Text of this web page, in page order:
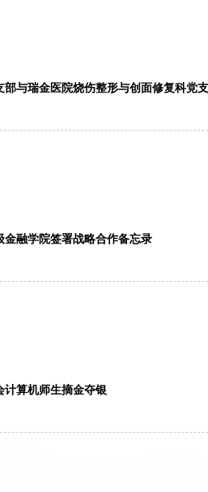
与瑞金医院烧伤整形与创面修复科党
金融学院签署战略合作备忘录
算机师生摘金夺银